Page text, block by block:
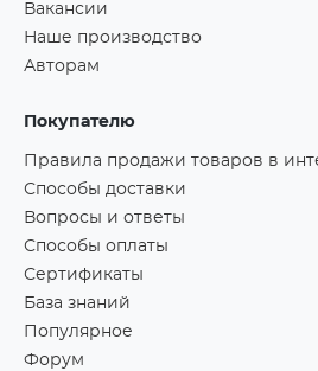
Вакансии
Наше производство
Авторам
Покупателю
Правила продажи товаров в
Способы доставки
Вопросы и ответы
Способы оплаты
Сертификаты
База знаний
Популярное
Форум